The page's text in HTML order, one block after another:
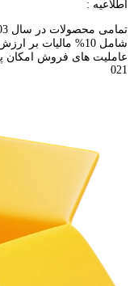
اطلاعیه :
شامل 10% مالیات
021